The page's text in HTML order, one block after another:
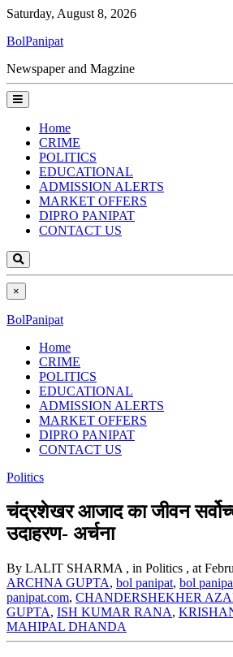
Saturday, August 8, 2026
BolPanipat
Newspaper and Magzine
Home
CRIME
POLITICS
EDUCATIONAL
ADMISSION ALERTS
MARKET OFFERS
DIPRO PANIPAT
CONTACT US
×
BolPanipat
Home
CRIME
POLITICS
EDUCATIONAL
ADMISSION ALERTS
MARKET OFFERS
DIPRO PANIPAT
CONTACT US
Politics
चंद्रशेखर आजाद का जीवन
उदाहरण- अर्चना
By LALIT SHARMA , in Politics , at
ARCHNA GUPTA, bol panipat, bol
panipat.com, CHANDERSHEKHER
GUPTA, ISH KUMAR RANA,
MAHIPAL DHANDA